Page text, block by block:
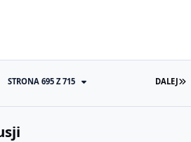
DALEJ
STRONA 695 Z 715